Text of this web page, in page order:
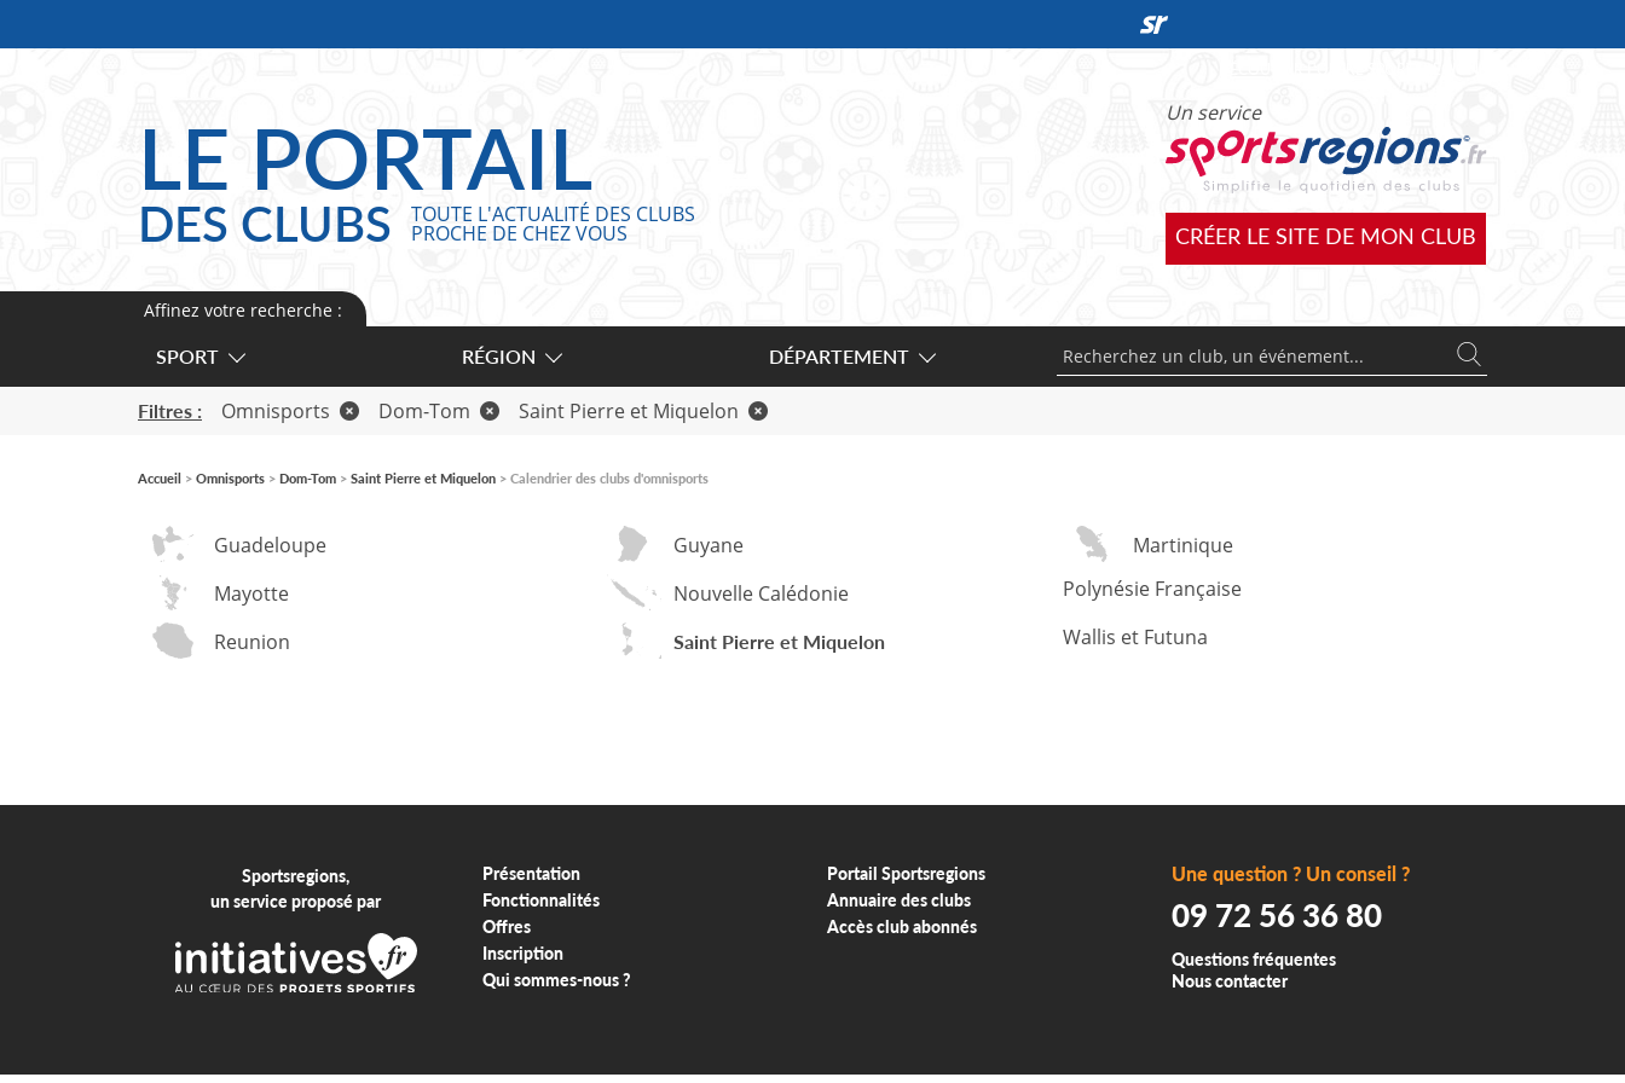
Guadeloupe Guyane
Martinique
Mayotte
Nouvelle Calédonie
Polynésie Française
Reunion
Saint Pierre et Miquelon Wallis et Futuna
Affinez votre recherche :
SPORT
RÉGION DÉPARTEMENT
Filtres : Omnisports Dom-Tom Saint Pierre et Miquelon
Accueil Omnisports Dom-Tom Saint Pierre et Miquelon Calendrier des clubs d'omnisports
LE PORTAIL
DES CLUBS TOUTE L'ACTUALITÉ DES CLUBS
PROCHE DE CHEZ VOUS
Un service
CRÉER LE SITE DE MON CLUB
Sportsregions,
un service proposé par
Présentation
Fonctionnalités
Offres
Inscription
Qui sommes-nous ?
Portail Sportsregions
Annuaire des clubs
Accès club abonnés
Une question ? Un conseil ?
09 72 56 36 80
Questions fréquentes
Nous contacter